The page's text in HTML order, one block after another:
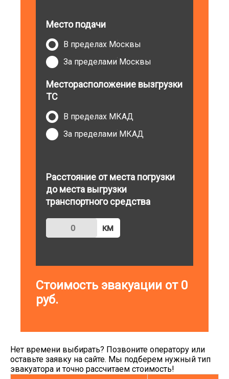
Место подачи
В пределах Москвы
За пределами Москвы
Месторасположение вызгрузки
ТС
В пределах МКАД
За пределами МКАД
Расстояние от места погрузки
до места выгрузки
транспортного средства
км
Стоимость эвакуации от 0
руб.
Нет времени выбирать? Позвоните оператору или
оставьте заявку на сайте. Мы подберем нужный тип
эвакуатора и точно рассчитаем стоимость!